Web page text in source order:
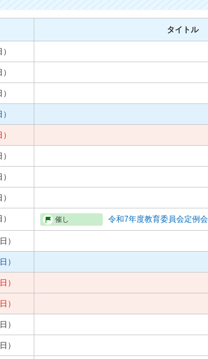
タイトル
令和7年度教育委員会定例会
）
）
）
）
）
）